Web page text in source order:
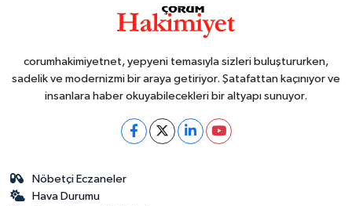
corumhakimiyetnet, yepyeni temasıyla sizleri buluştururken,
sadelik ve modernizmi bir araya getiriyor. Şatafattan kaçınıyor ve
insanlara haber okuyabilecekleri bir altyapı sunuyor.
Nöbetçi Eczaneler
Hava Durumu